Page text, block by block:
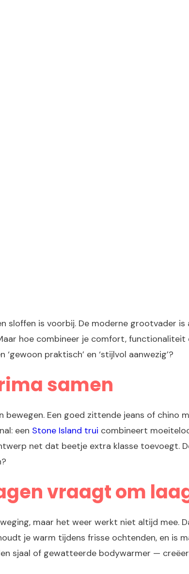
sloffen is voorbij. De moderne grootvader
hoe combineer je comfort,
praktisch’ en ‘stijlvol aanwezig’?
samen
bewegen. Een goed zittende jeans of
een Stone Island trui combineert
net dat beetje extra klasse toevoegt.
vraagt om
maar het weer werkt niet altijd mee.
je warm tijdens frisse ochtenden, en is
sjaal of gewatteerde bodywarmer —